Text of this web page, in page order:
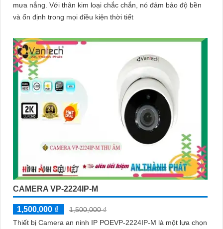
mưa nắng. Với thân kim loại chắc chắn, nó đảm bảo độ bền
và ổn định trong mọi điều kiện thời tiết
CAMERA VP-2224IP-M
1,500,000 ₫
1,500,000 ₫
Thiết bị Camera an ninh IP POEVP-2224IP-M là một lựa chọn